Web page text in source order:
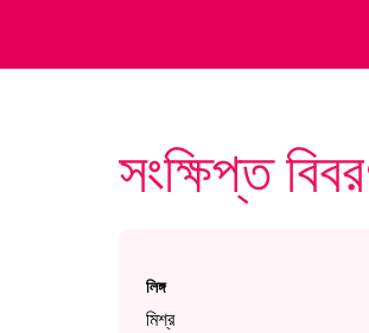
সার্চ করতে এন্টার টিপুন অথবা বন্ধ করতে
সংক্ষিপ্ত
লিঙ্গ
মিশ্র